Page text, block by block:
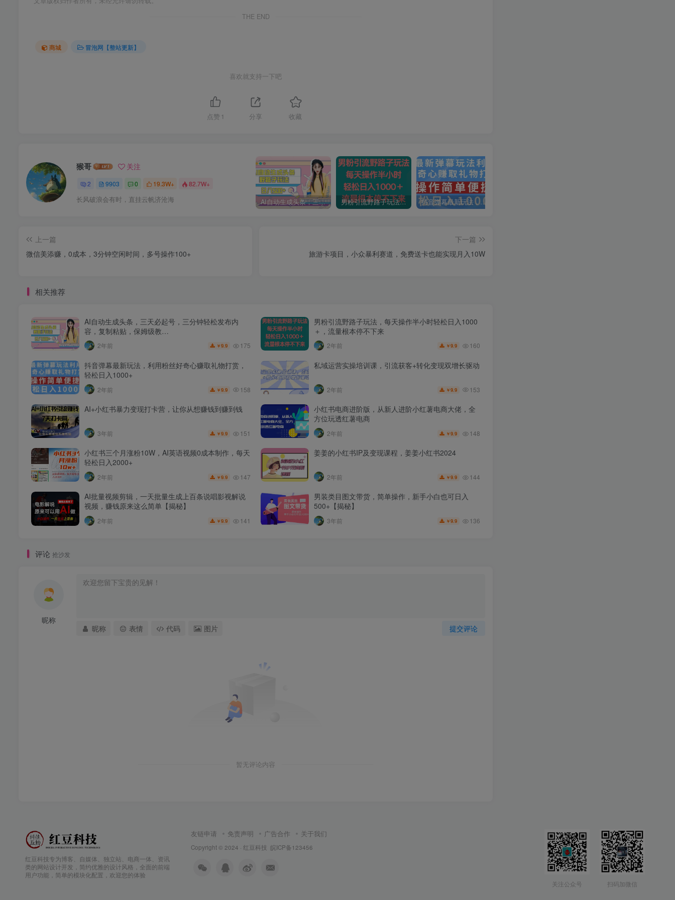
THE END
商城 冒泡网【整站更新】
喜欢就支持一下吧
点赞 1 分享 收藏
猴哥 关注
2 9903 0 19.3W+ 82.7W+
长风破浪会有时，直挂云帆济沧海 AI自动生成头条，三天必起号，三分钟轻松发布内容，复制粘贴，保姆级教… 男粉引流野路子玩法，每天操作半小时轻松日入1000＋，流量根本停不下来 抖音弹幕最新玩法，利用粉丝好奇心赚取礼物打赏，轻松日入1000+
上一篇
微信美添赚，0成本，3分钟空闲时间，多号操作100+
下一篇
旅游卡项目，小众暴利赛道，免费送卡也能实现月入10W
相关推荐
AI自动生成头条，三天必起号，三分钟轻松发布内
容，复制粘贴，保姆级教…
2年前 ￥9.9 175
男粉引流野路子玩法，每天操作半小时轻松日入1000
＋，流量根本停不下来
2年前 ￥9.9 160
抖音弹幕最新玩法，利用粉丝好奇心赚取礼物打赏，
轻松日入1000+
2年前 ￥9.9 158
私域运营实操培训课，引流获客+转化变现双增长驱动
2年前 ￥9.9 153
AI+小红书暴力变现打卡营，让你从想赚钱到赚到钱
3年前 ￥9.9 151
小红书电商进阶版，从新人进阶小红薯电商大佬，全
方位玩透红薯电商
2年前 ￥9.9 148
小红书三个月涨粉10W，AI英语视频0成本制作，每天
轻松日入2000+
2年前 ￥9.9 147
姜姜的小红书IP及变现课程，姜姜小红书2024
2年前 ￥9.9 144
AI批量视频剪辑，一天批量生成上百条说唱影视解说
视频，赚钱原来这么简单【揭秘】
2年前 ￥9.9 141
男装类目图文带货，简单操作，新手小白也可日入
500+【揭秘】
3年前 ￥9.9 136
评论 抢沙发
昵称
提交评论
昵称 表情 代码 图片
暂无评论内容
红豆科技专为博客、自媒体、独立站、电商一体、资讯
类的网站设计开发，简约优雅的设计风格，全面的前端
用户功能，简单的模块化配置，欢迎您的体验
友链申请 免责声明 广告合作 关于我们
Copyright © 2024 · 红豆科技 皖ICP备123456
关注公众号 扫码加微信